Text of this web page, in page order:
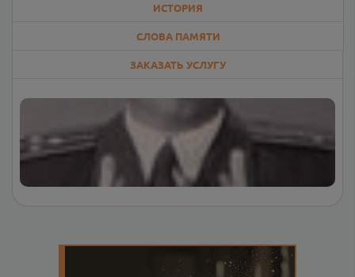
ИСТОРИЯ
СЛОВА ПАМЯТИ
ЗАКАЗАТЬ УСЛУГУ